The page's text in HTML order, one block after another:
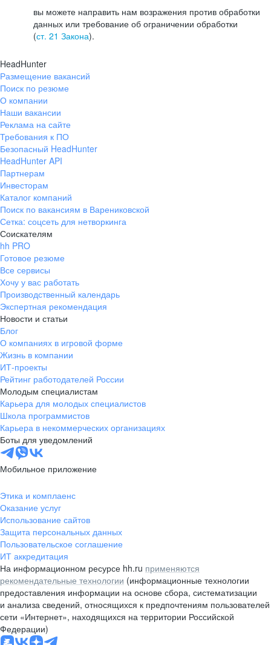
вы можете направить нам возражения против обработки
данных или требование об ограничении обработки
(ст. 21 Закона).
HeadHunter
Размещение вакансий
Поиск по резюме
О компании
Наши вакансии
Реклама на сайте
Требования к ПО
Безопасный HeadHunter
HeadHunter API
Партнерам
Инвесторам
Каталог компаний
Поиск по вакансиям в Варениковской
Сетка: соцсеть для нетворкинга
Соискателям
hh PRO
Готовое резюме
Все сервисы
Хочу у вас работать
Производственный календарь
Экспертная рекомендация
Новости и статьи
Блог
О компаниях в игровой форме
Жизнь в компании
ИТ-проекты
Рейтинг работодателей России
Молодым специалистам
Карьера для молодых специалистов
Школа программистов
Карьера в некоммерческих организациях
Боты для уведомлений
Мобильное приложение
Этика и комплаенс
Оказание услуг
Использование сайтов
Защита персональных данных
Пользовательское соглашение
ИТ аккредитация
На информационном ресурсе hh.ru применяются
рекомендательные технологии (информационные технологии
предоставления информации на основе сбора, систематизации
и анализа сведений, относящихся к предпочтениям пользователей
сети «Интернет», находящихся на территории Российской
Федерации)